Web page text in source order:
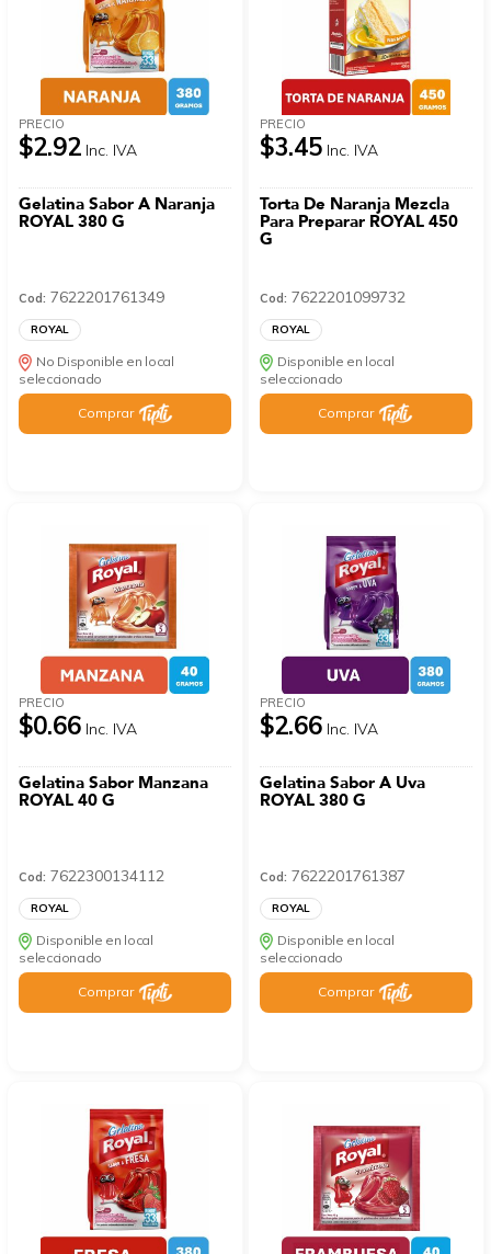
PRECIO
$2.92 Inc. IVA
Gelatina Sabor A Naranja
ROYAL 380 G
Cod: 7622201761349
ROYAL
No Disponible en local
seleccionado
Comprar
PRECIO
$3.45 Inc. IVA
Torta De Naranja Mezcla
Para Preparar ROYAL 450
G
Cod: 7622201099732
ROYAL
Disponible en local
seleccionado
Comprar
PRECIO
$0.66 Inc. IVA
Gelatina Sabor Manzana
ROYAL 40 G
Cod: 7622300134112
ROYAL
Disponible en local
seleccionado
Comprar
PRECIO
$2.66 Inc. IVA
Gelatina Sabor A Uva
ROYAL 380 G
Cod: 7622201761387
ROYAL
Disponible en local
seleccionado
Comprar